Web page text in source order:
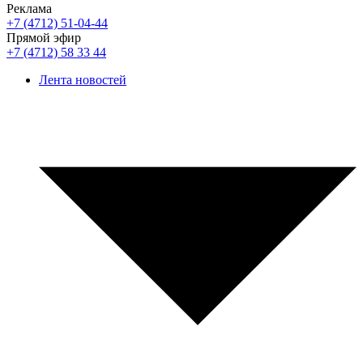
Реклама
+7 (4712) 51-04-44
Прямой эфир
+7 (4712) 58 33 44
Лента новостей